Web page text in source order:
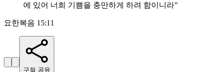
에 있어 너희 기쁨을 충만하게 하려 함이니라”
요한복음 15:11
구절 공유